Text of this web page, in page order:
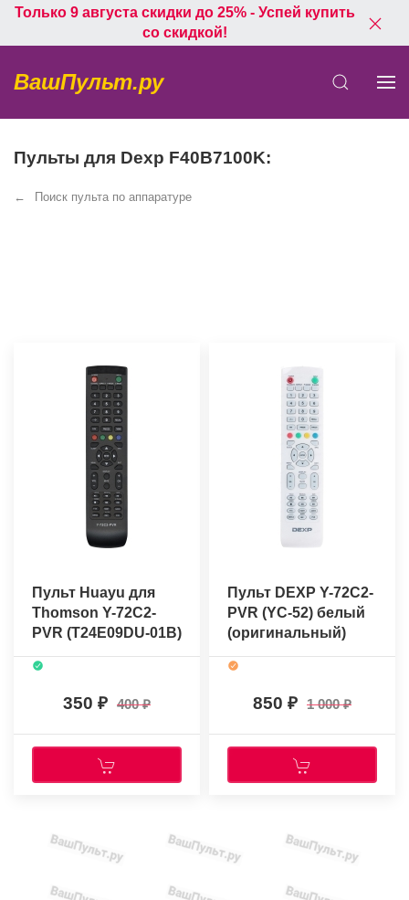
Только 9 августа скидки до 25% - Успей купить
со скидкой!
ВашПульт.ру
Пульты для Dexp F40B7100K:
Поиск пульта по аппаратуре
Пульт Huayu для
Thomson Y-72C2-
PVR (T24E09DU-01B)
350 400
Пульт DEXP Y-72C2-
PVR (YC-52) белый
(оригинальный)
850 1 000